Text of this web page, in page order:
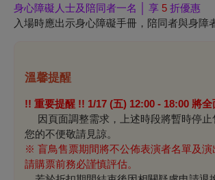
身心障礙人士及陪同者一名 │ 享 5 折優惠
入場時應出示身心障礙手冊，陪同者與身障
溫馨提醒
!! 重要提醒 !! 1/17 (五) 12:00 - 18:00 將
因頁面調整需求，上述時段將暫時停止
您的不便敬請見諒。
※ 盲鳥售票期間將不公佈表演者名單及演
請購票前務必謹慎評估。